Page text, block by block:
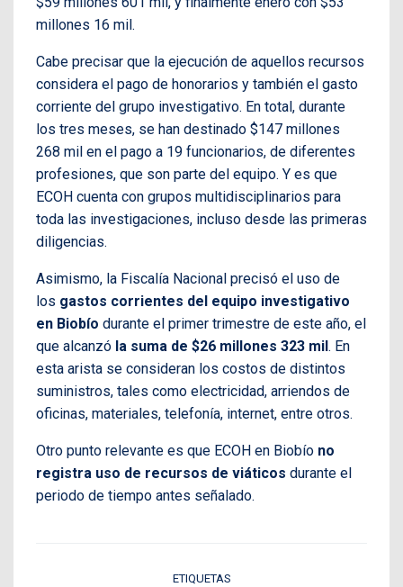
millones 16 mil.
Cabe precisar que la ejecución de aquellos recursos
considera el pago de honorarios y también el gasto
corriente del grupo investigativo. En total, durante
los tres meses, se han destinado $147 millones
268 mil en el pago a 19 funcionarios, de diferentes
profesiones, que son parte del equipo. Y es que
ECOH cuenta con grupos multidisciplinarios para
toda las investigaciones, incluso desde las primeras
diligencias.
Asimismo, la Fiscalía Nacional precisó el uso de
los gastos corrientes del equipo investigativo
en Biobío durante el primer trimestre de este año, el
que alcanzó la suma de $26 millones 323 mil . En
esta arista se consideran los costos de distintos
suministros, tales como electricidad, arriendos de
oficinas, materiales, telefonía, internet, entre otros.
Otro punto relevante es que ECOH en Biobío no
registra uso de recursos de viáticos durante el
periodo de tiempo antes señalado.
ETIQUETAS